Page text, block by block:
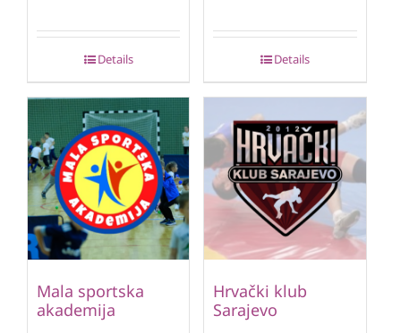
Details Details
Mala sportska
akademija
Hrvački klub
Sarajevo